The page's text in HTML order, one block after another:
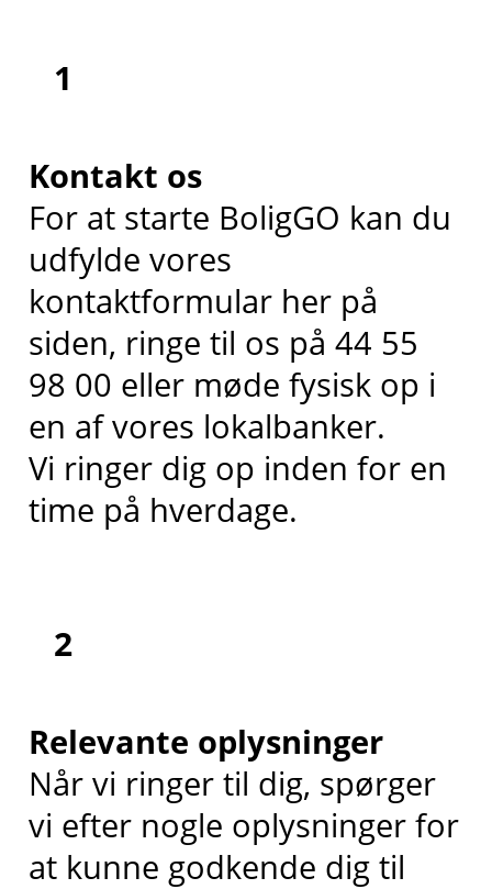
1
Kontakt os
For at starte BoligGO kan du
udfylde vores
kontaktformular her på
siden, ringe til os på 44 55
98 00 eller møde fysisk op i
en af vores lokalbanker.
Vi ringer dig op inden for en
time på hverdage.
2
Relevante oplysninger
Når vi ringer til dig, spørger
vi efter nogle oplysninger for
at kunne godkende dig til